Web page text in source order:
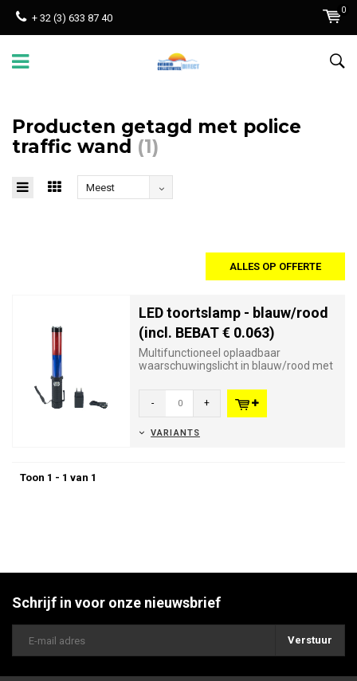
+ 32 (3) 633 87 40
0
Producten getagd met police
traffic wand (1)
Meest
ALLES OP OFFERTE
LED toortslamp - blauw/rood
(incl. BEBAT € 0.063)
Multifunctioneel oplaadbaar
waarschuwingslicht in blauw/rood met
- +
VARIANTS
Toon 1 - 1 van 1
Schrijf in voor onze nieuwsbrief
Verstuur